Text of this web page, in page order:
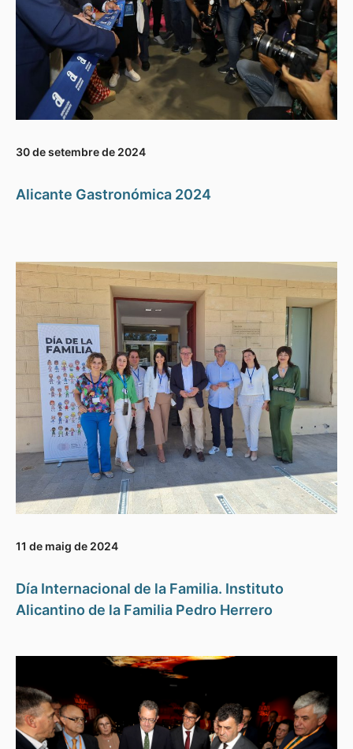
30 de setembre de 2024
Alicante Gastronómica 2024
11 de maig de 2024
Día Internacional de la Familia. Instituto
Alicantino de la Familia Pedro Herrero